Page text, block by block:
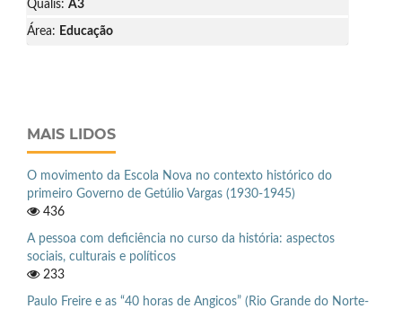
Qualis: A3
Área: Educação
MAIS LIDOS
O movimento da Escola Nova no contexto histórico do
primeiro Governo de Getúlio Vargas (1930-1945)
436
A pessoa com deficiência no curso da história: aspectos
sociais, culturais e políticos
233
Paulo Freire e as “40 horas de Angicos” (Rio Grande do Norte-